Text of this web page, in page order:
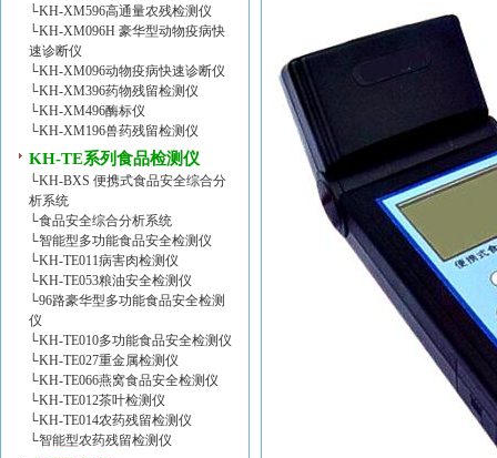
└KH-XM596高通量农残检测仪
└KH-XM096H 豪华型动物疫病快
速诊断仪
└KH-XM096动物疫病快速诊断仪
└KH-XM396药物残留检测仪
└KH-XM496酶标仪
└KH-XM196兽药残留检测仪
KH-TE系列食品检测仪
└KH-BXS 便携式食品安全综合分
析系统
└食品安全综合分析系统
└智能型多功能食品安全检测仪
└KH-TE011病害肉检测仪
└KH-TE053粮油安全检测仪
└96路豪华型多功能食品安全检测
仪
└KH-TE010多功能食品安全检测仪
└KH-TE027重金属检测仪
└KH-TE066燕窝食品安全检测仪
└KH-TE012茶叶检测仪
└KH-TE014农药残留检测仪
└智能型农药残留检测仪